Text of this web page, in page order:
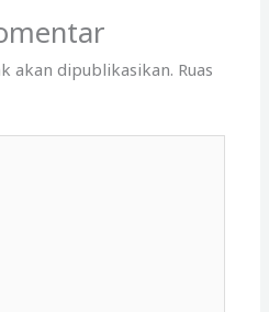
akan dipublikasikan. Ruas